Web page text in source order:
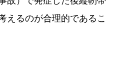
えるのが合理的であるこ